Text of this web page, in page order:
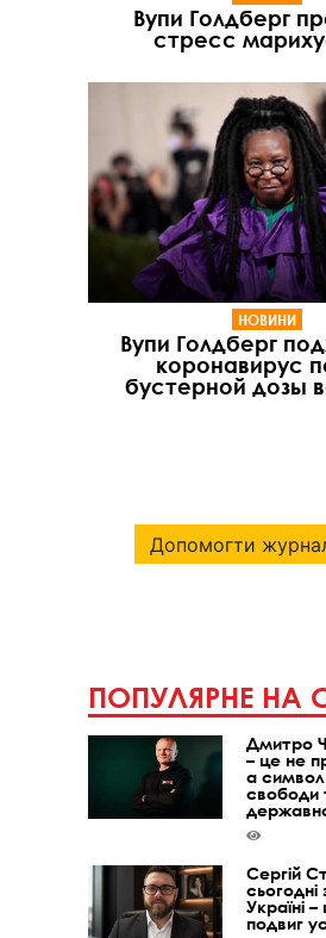
Вупи Голдберг
стресс
НОВИНИ
Вупи Голдберг
коронавирус
бустерной дозы
Допомогти
ПОПУЛЯРНЕ НА
Дмитро
– це не
а
свободи
Сергій
сьогодні
Україні
подвиг